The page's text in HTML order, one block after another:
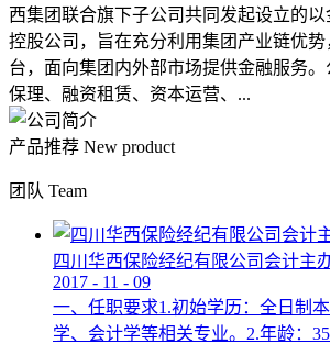
西集团联合旗下子公司共同发起设立的
控股公司，旨在充分利用集团产业链优
台，面向集团内外部市场提供金融服务
保理、融资租赁、资本运营、...
产品推荐 New product
团队 Team
四川华西保险经纪有限公司会计主
2017 - 11 - 09
一、任职要求1.初始学历：全日制
学、会计学等相关专业。2.年龄：